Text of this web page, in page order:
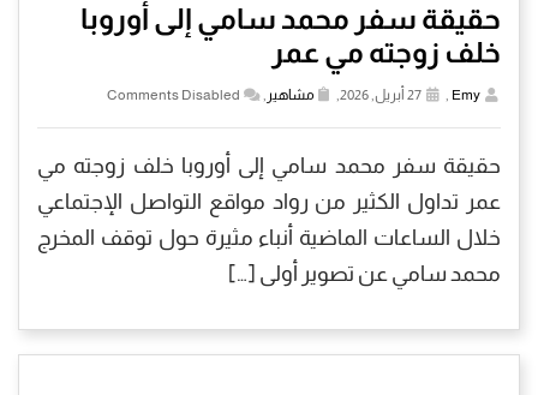
حقيقة سفر محمد سامي إلى أوروبا
خلف زوجته مي عمر
Emy
, مشاهير ,
Comments Disabled
حقيقة سفر محمد سامي إلى أوروبا خلف زوجته مي
عمر تداول الكثير من رواد مواقع التواصل الإجتماعي
خلال الساعات الماضية أنباء مثيرة حول توقف المخرج
محمد سامي عن تصوير أولى […]